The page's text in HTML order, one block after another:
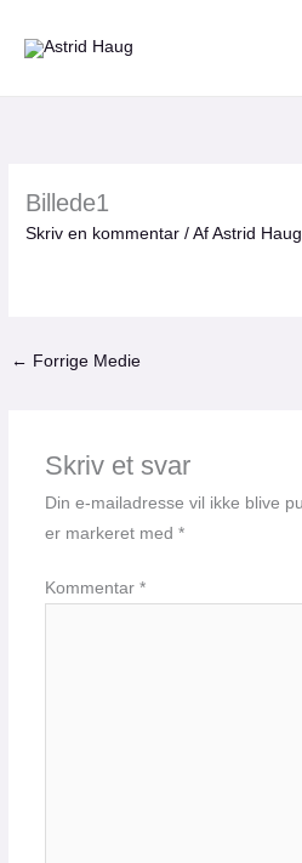
Billede1
Skriv en kommentar / AfAstrid
← Forrige Medie
Skriv et svar
Din e-mailadresse vil ikke blive
er markeret med *
Kommentar *